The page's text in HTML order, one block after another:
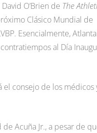
O’Brien de The
Clásico Mundial de
Esencialmente, Atlanta
al Día
el consejo de los médicos
Acuña Jr., a pesar de